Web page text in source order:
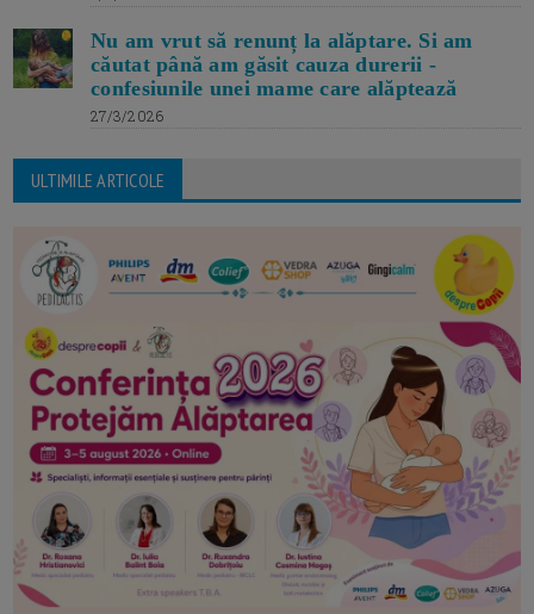
Nu am vrut să renunț la alăptare. Si am
căutat până am găsit cauza durerii -
confesiunile unei mame care alăptează
27/3/2026
ULTIMILE ARTICOLE